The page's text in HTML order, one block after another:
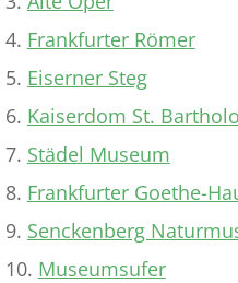
Frankfurter Römer
Eiserner Steg
Kaiserdom St.
Städel Museum
Frankfurter Goethe-
Senckenberg
Museumsufer